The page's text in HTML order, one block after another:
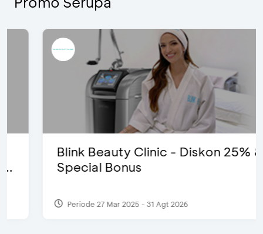
Blink Beauty Clinic - Diskon 25% &
Special Bonus
Periode 27 Mar 2025 - 31 Agt 2026